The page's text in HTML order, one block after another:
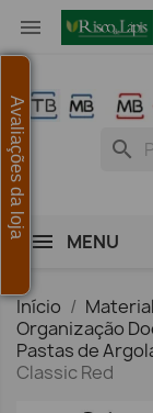

search
MENU
Início
Organização
Pastas de
Classic Red
Avaliações da loja